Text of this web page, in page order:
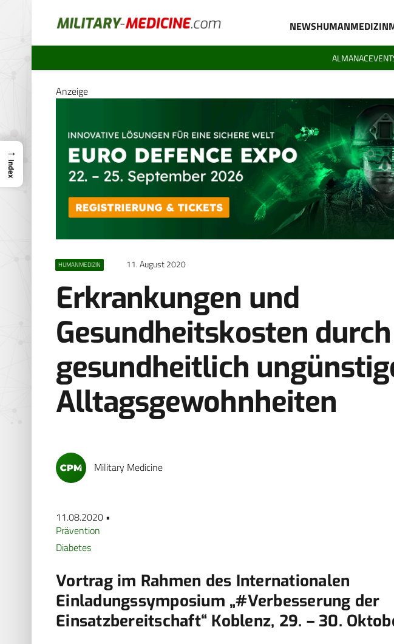
NEWSHUMANMEDIZIN
ALMANAC
Anzeige
HUMANMEDIZIN 11. August 2020
Erkrankungen und
Gesundheitskosten durch
gesundheitlich
Alltagsgewohnheiten
Military Medicine
11.08.2020 •
Prävention
Diabetes
Vortrag im Rahmen des Internationalen
Einladungssymposium „#Verbesserung der
Einsatzbereitschaft“ Koblenz, 29. – 30.
→
Index